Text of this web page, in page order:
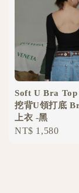
Soft U Bra
挖背U領打底
上衣 -黑
Regular
NT$ 1,580